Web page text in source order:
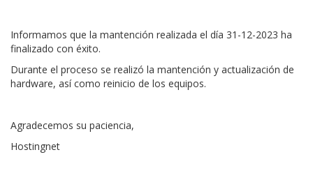
Informamos que la mantención realizada el día 31-12-2023 ha
finalizado con éxito.
Durante el proceso se realizó la mantención y actualización de
hardware, así como reinicio de los equipos.
Agradecemos su paciencia,
Hostingnet